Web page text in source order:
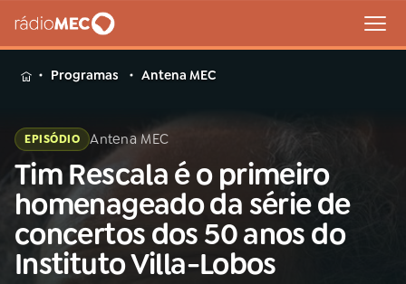
MENU
Buscar
na
Rádio
MEC
Buscar
Início AO VIVO
Programas Antena MEC
EPISÓDIO Antena MEC
Tim Rescala é o primeiro
homenageado da série de
concertos dos 50 anos do
Instituto Villa-Lobos